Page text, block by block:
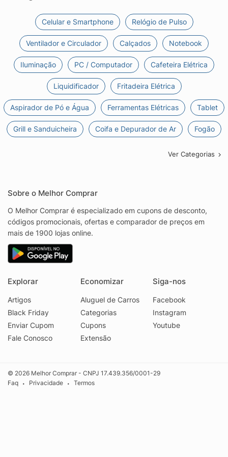
Celular e Smartphone Relógio de Pulso
Ventilador e Circulador Calçados Notebook
Iluminação PC / Computador Cafeteira Elétrica
Liquidificador Fritadeira Elétrica
Aspirador de Pó e Água Ferramentas Elétricas Tablet
Grill e Sanduicheira Coifa e Depurador de Ar Fogão
Ver Categorias
Sobre o Melhor Comprar
O Melhor Comprar é especializado em cupons de desconto,
códigos promocionais, ofertas e comparador de preços em
mais de 1900 lojas online.
Explorar
Artigos
Black Friday
Enviar Cupom
Fale Conosco
Economizar
Aluguel de Carros
Categorias
Cupons
Extensão
Siga-nos
Facebook
Instagram
Youtube
© 2026 Melhor Comprar - CNPJ 17.439.356/0001-29
Faq
• Privacidade • Termos